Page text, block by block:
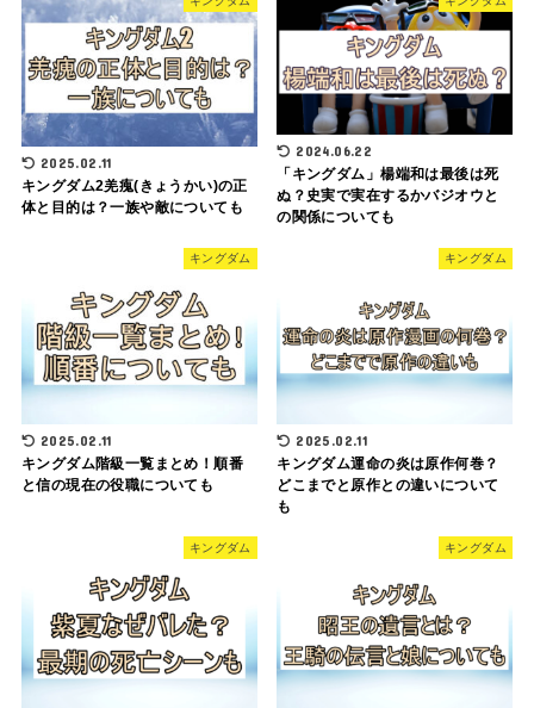
2025.02.11
キングダム2羌瘣(きょうかい)の正
体と目的は？一族や敵についても
2024.06.22
「キングダム」楊端和は最後は死
ぬ？史実で実在するかバジオウと
の関係についても
キングダム
2025.02.11
キングダム階級一覧まとめ！順番
と信の現在の役職についても
キングダム
2025.02.11
キングダム運命の炎は原作何巻？
どこまでと原作との違いについて
も
キングダム キングダム